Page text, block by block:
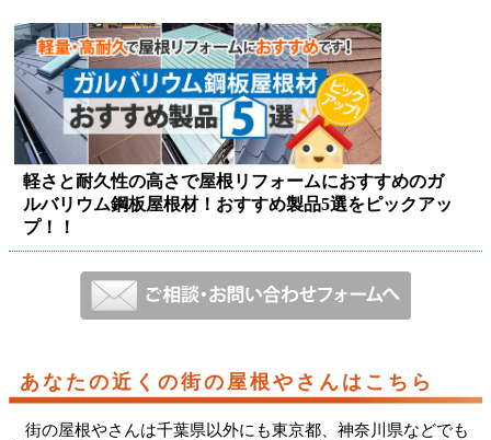
軽さと耐久性の高さで屋根リフォームにおすすめのガ
ルバリウム鋼板屋根材！おすすめ製品5選をピックアッ
プ！！
あなたの近くの街の屋根やさんはこちら
街の屋根やさんは千葉県以外にも東京都、神奈川県などでも